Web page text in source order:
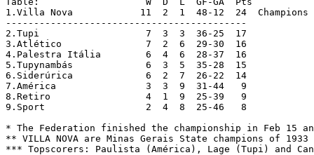
1.Villa Nova		11  2  1  48-12  24  Champions
-------------------------------------------
2.Tupi			 7  3  3  36-25  17
3.Atlético		 7  2  6  29-30  16
4.Palestra Itália	 6  4  6  28-37  16
5.Tupynambás		 6  3  5  35-28  15
6.Siderúrica		 6  2  7  26-22  14
7.América		 3  3  9  31-44   9
8.Retiro		 4  1  9  25-39   9
9.Sport			 2  4  8  25-46   8
* The Federation finished the championship in Feb 15
** VILLA NOVA are Minas Gerais State champions of
*** Topscorers: Paulista (América), Lage (Tupi) and